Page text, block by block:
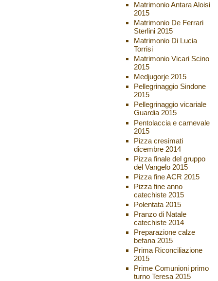
Matrimonio Antara Aloisi
2015
Matrimonio De Ferrari
Sterlini 2015
Matrimonio Di Lucia
Torrisi
Matrimonio Vicari Scino
2015
Medjugorje 2015
Pellegrinaggio Sindone
2015
Pellegrinaggio vicariale
Guardia 2015
Pentolaccia e carnevale
2015
Pizza cresimati
dicembre 2014
Pizza finale del gruppo
del Vangelo 2015
Pizza fine ACR 2015
Pizza fine anno
catechiste 2015
Polentata 2015
Pranzo di Natale
catechiste 2014
Preparazione calze
befana 2015
Prima Riconciliazione
2015
Prime Comunioni primo
turno Teresa 2015